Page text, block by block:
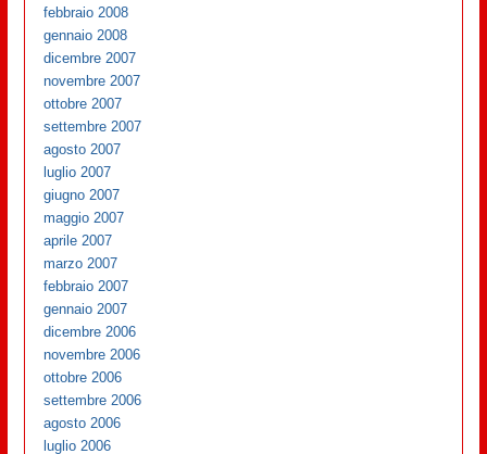
febbraio 2008
gennaio 2008
dicembre 2007
novembre 2007
ottobre 2007
settembre 2007
agosto 2007
luglio 2007
giugno 2007
maggio 2007
aprile 2007
marzo 2007
febbraio 2007
gennaio 2007
dicembre 2006
novembre 2006
ottobre 2006
settembre 2006
agosto 2006
luglio 2006